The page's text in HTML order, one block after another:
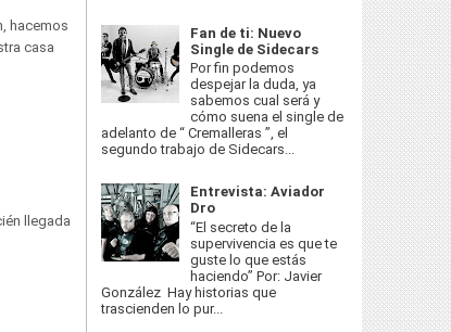
hacemos
casa
llegada
Fan de ti: Nuevo
Single de Sidecars
Por fin podemos
despejar la duda, ya
sabemos cual será y
cómo suena el single de
adelanto de “ Cremalleras ”, el
segundo trabajo de Sidecars...
Entrevista: Aviador
Dro
“El secreto de la
supervivencia es que te
guste lo que estás
haciendo” Por: Javier
González Hay historias que
trascienden lo pur...